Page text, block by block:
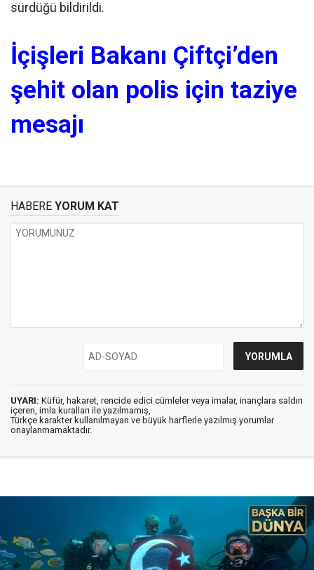
sürdüğü bildirildi.
İçişleri Bakanı Çiftçi’den
şehit olan polis için taziye
mesajı
HABERE YORUM KAT
UYARI: Küfür, hakaret, rencide edici cümleler veya imalar, inançlara saldırı
içeren, imla kuralları ile yazılmamış,
Türkçe karakter kullanılmayan ve büyük harflerle yazılmış yorumlar
onaylanmamaktadır.